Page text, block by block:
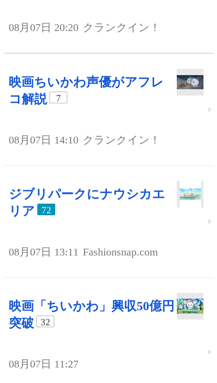
08月07日 20:20 クランクイン！
映画ちいかわ声優がアフレ
コ解説
7
08月07日 14:10 クランクイン！
ジブリパークにナウシカエ
リア
72
08月07日 13:11 Fashionsnap.com
映画「ちいかわ」興収50億円
突破
32
08月07日 11:27